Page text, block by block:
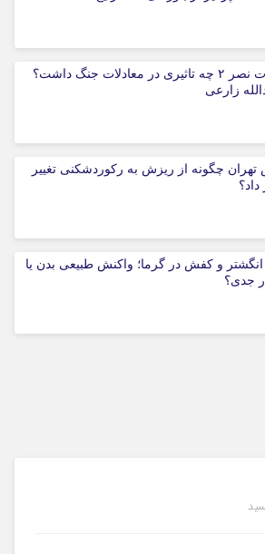
عملیات نصر ۲ چه تاثیری در معادلات جنگ داشت؟
زارعی
تهران چگونه از ریزش به رکوردشکنی تغییر
و کفش در گرما؛ واکنش طبیعی بدن یا
جدی؟